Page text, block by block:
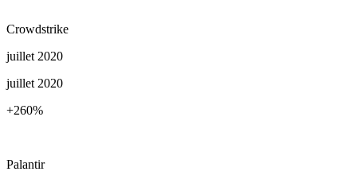
Crowdstrike
juillet 2020
juillet 2020
+260%
Palantir